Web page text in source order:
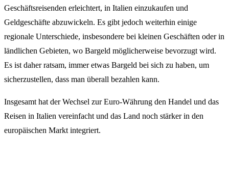
Geschäftsreisenden erleichtert, in Italien einzukaufen und
Geldgeschäfte abzuwickeln. Es gibt jedoch weiterhin einige
regionale Unterschiede, insbesondere bei kleinen Geschäften oder in
ländlichen Gebieten, wo Bargeld möglicherweise bevorzugt wird.
Es ist daher ratsam, immer etwas Bargeld bei sich zu haben, um
sicherzustellen, dass man überall bezahlen kann.
Insgesamt hat der Wechsel zur Euro-Währung den Handel und das
Reisen in Italien vereinfacht und das Land noch stärker in den
europäischen Markt integriert.